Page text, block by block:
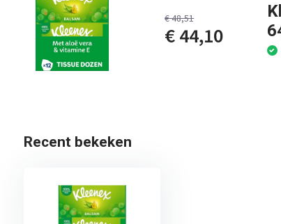
€ 48,51
€ 44,10
Recent bekeken